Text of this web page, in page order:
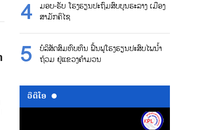
ມອບ-ຮັບ ໂຮງຮຽນປະຖົມສົບບູນຮະລາງ ເມືອງ
ສາມັກຄິໄຊ
ບໍລິສັດສົມທົບທຶນ ຟື້ນຟູໂຮງຮຽນປະສົບໄພນ້ຳ
ຖ້ວມ ຢູ່ແຂວງຄຳມວນ
ວີດີໂອ